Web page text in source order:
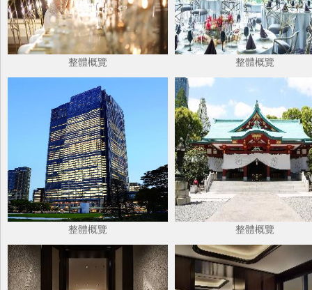
整體概覽 整體概覽
整體概覽 整體概覽